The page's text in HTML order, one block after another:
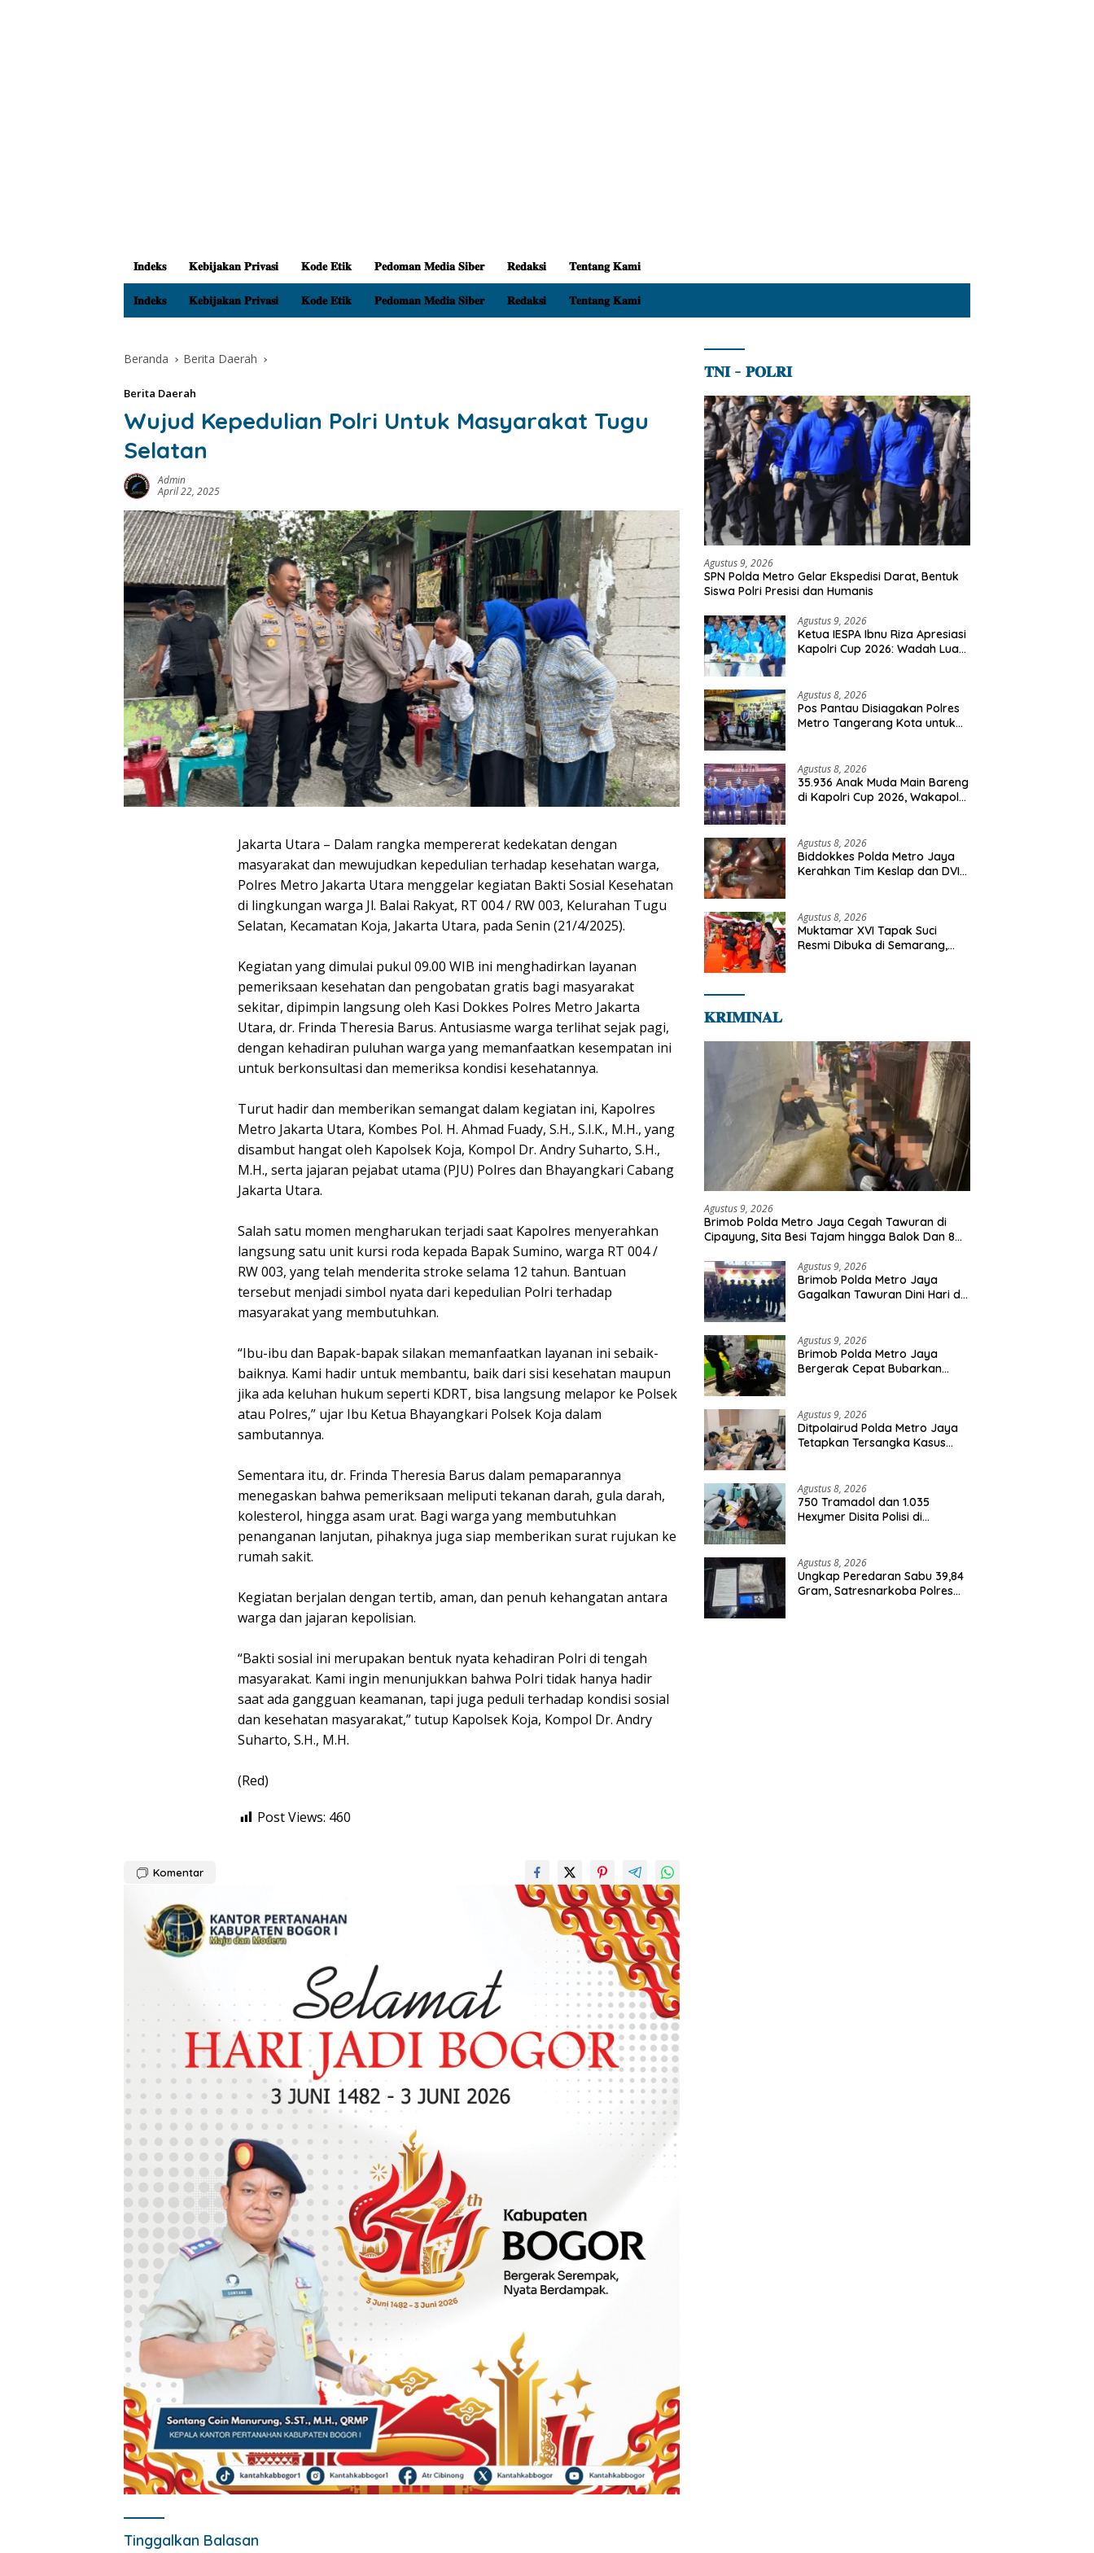
𝐈𝐧𝐝𝐞𝐤𝐬 𝐊𝐞𝐛𝐢𝐣𝐚𝐤𝐚𝐧 𝐏𝐫𝐢𝐯𝐚𝐬𝐢 𝐊𝐨𝐝𝐞 𝐄𝐭𝐢𝐤 𝐏𝐞𝐝𝐨𝐦𝐚𝐧 𝐌𝐞𝐝𝐢𝐚 𝐒𝐢𝐛𝐞𝐫 𝐑𝐞𝐝𝐚𝐤𝐬𝐢 𝐓𝐞𝐧𝐭𝐚𝐧𝐠 𝐊𝐚𝐦𝐢
𝐈𝐧𝐝𝐞𝐤𝐬 𝐊𝐞𝐛𝐢𝐣𝐚𝐤𝐚𝐧 𝐏𝐫𝐢𝐯𝐚𝐬𝐢 𝐊𝐨𝐝𝐞 𝐄𝐭𝐢𝐤 𝐏𝐞𝐝𝐨𝐦𝐚𝐧 𝐌𝐞𝐝𝐢𝐚 𝐒𝐢𝐛𝐞𝐫 𝐑𝐞𝐝𝐚𝐤𝐬𝐢 𝐓𝐞𝐧𝐭𝐚𝐧𝐠 𝐊𝐚𝐦𝐢
Beranda Berita Daerah
Berita Daerah
Wujud Kepedulian Polri Untuk Masyarakat Tugu
Selatan
Admin
April 22, 2025
Jakarta Utara – Dalam rangka mempererat kedekatan dengan
masyarakat dan mewujudkan kepedulian terhadap kesehatan warga,
Polres Metro Jakarta Utara menggelar kegiatan Bakti Sosial Kesehatan
di lingkungan warga Jl. Balai Rakyat, RT 004 / RW 003, Kelurahan Tugu
Selatan, Kecamatan Koja, Jakarta Utara, pada Senin (21/4/2025).
Kegiatan yang dimulai pukul 09.00 WIB ini menghadirkan layanan
pemeriksaan kesehatan dan pengobatan gratis bagi masyarakat
sekitar, dipimpin langsung oleh Kasi Dokkes Polres Metro Jakarta
Utara, dr. Frinda Theresia Barus. Antusiasme warga terlihat sejak pagi,
dengan kehadiran puluhan warga yang memanfaatkan kesempatan ini
untuk berkonsultasi dan memeriksa kondisi kesehatannya.
Turut hadir dan memberikan semangat dalam kegiatan ini, Kapolres
Metro Jakarta Utara, Kombes Pol. H. Ahmad Fuady, S.H., S.I.K., M.H., yang
disambut hangat oleh Kapolsek Koja, Kompol Dr. Andry Suharto, S.H.,
M.H., serta jajaran pejabat utama (PJU) Polres dan Bhayangkari Cabang
Jakarta Utara.
Salah satu momen mengharukan terjadi saat Kapolres menyerahkan
langsung satu unit kursi roda kepada Bapak Sumino, warga RT 004 /
RW 003, yang telah menderita stroke selama 12 tahun. Bantuan
tersebut menjadi simbol nyata dari kepedulian Polri terhadap
masyarakat yang membutuhkan.
“Ibu-ibu dan Bapak-bapak silakan memanfaatkan layanan ini sebaik-
baiknya. Kami hadir untuk membantu, baik dari sisi kesehatan maupun
jika ada keluhan hukum seperti KDRT, bisa langsung melapor ke Polsek
atau Polres,” ujar Ibu Ketua Bhayangkari Polsek Koja dalam
sambutannya.
Sementara itu, dr. Frinda Theresia Barus dalam pemaparannya
menegaskan bahwa pemeriksaan meliputi tekanan darah, gula darah,
kolesterol, hingga asam urat. Bagi warga yang membutuhkan
penanganan lanjutan, pihaknya juga siap memberikan surat rujukan ke
rumah sakit.
Kegiatan berjalan dengan tertib, aman, dan penuh kehangatan antara
warga dan jajaran kepolisian.
“Bakti sosial ini merupakan bentuk nyata kehadiran Polri di tengah
masyarakat. Kami ingin menunjukkan bahwa Polri tidak hanya hadir
saat ada gangguan keamanan, tapi juga peduli terhadap kondisi sosial
dan kesehatan masyarakat,” tutup Kapolsek Koja, Kompol Dr. Andry
Suharto, S.H., M.H.
(Red)
Post Views: 460
Komentar
Tinggalkan Balasan
𝐓𝐍𝐈 – 𝐏𝐎𝐋𝐑𝐈
Agustus 9, 2026
SPN Polda Metro Gelar Ekspedisi Darat, Bentuk
Siswa Polri Presisi dan Humanis
Agustus 9, 2026
Ketua IESPA Ibnu Riza Apresiasi
Kapolri Cup 2026: Wadah Luar
Agustus 8, 2026
Pos Pantau Disiagakan Polres
Metro Tangerang Kota untuk
Agustus 8, 2026
35.936 Anak Muda Main Bareng
di Kapolri Cup 2026, Wakapolri:
Agustus 8, 2026
Biddokkes Polda Metro Jaya
Kerahkan Tim Keslap dan DVI
Agustus 8, 2026
Muktamar XVI Tapak Suci
Resmi Dibuka di Semarang,
𝐊𝐑𝐈𝐌𝐈𝐍𝐀𝐋
Agustus 9, 2026
Brimob Polda Metro Jaya Cegah Tawuran di
Cipayung, Sita Besi Tajam hingga Balok Dan 8
Agustus 9, 2026
Brimob Polda Metro Jaya
Gagalkan Tawuran Dini Hari di
Diamankan
Agustus 9, 2026
Brimob Polda Metro Jaya
Bergerak Cepat Bubarkan
Agustus 9, 2026
Ditpolairud Polda Metro Jaya
Tetapkan Tersangka Kasus
Agustus 8, 2026
750 Tramadol dan 1.035
Hexymer Disita Polisi di
Agustus 8, 2026
Ungkap Peredaran Sabu 39,84
Gram, Satresnarkoba Polres